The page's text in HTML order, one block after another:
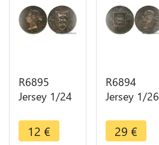
R6895
Jersey 1/24
Victoria
1877 H
12 €
R6894
Jersey 1/26
Victoria
1871 ->
29 €